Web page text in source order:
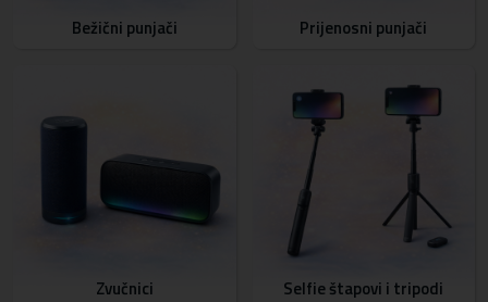
Bežični punjači Prijenosni punjači
Zvučnici Selfie štapovi i tripodi